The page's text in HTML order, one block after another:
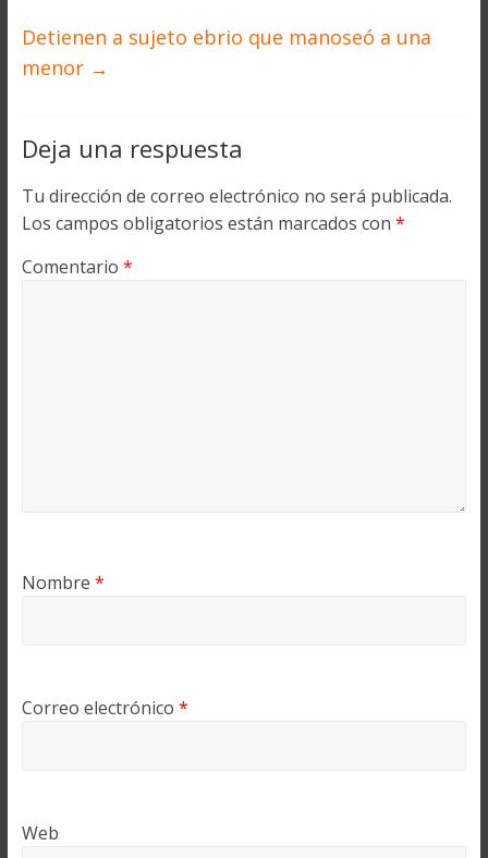
Detienen a sujeto ebrio que manoseó a una
menor →
Deja una respuesta
Tu dirección de correo electrónico no será publicada.
Los campos obligatorios están marcados con *
Comentario *
Nombre *
Correo electrónico *
Web